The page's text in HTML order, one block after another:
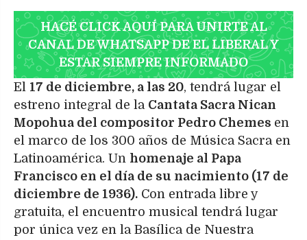
HACÉ CLICK AQUÍ PARA UNIRTE AL
CANAL DE WHATSAPP DE EL LIBERAL Y
ESTAR SIEMPRE INFORMADO
El 17 de diciembre, a las 20, tendrá lugar el
estreno integral de la Cantata Sacra Nican
Mopohua del compositor Pedro Chemes en
el marco de los 300 años de Música Sacra en
Latinoamérica. Un homenaje al Papa
Francisco en el día de su nacimiento (17 de
diciembre de 1936). Con entrada libre y
gratuita, el encuentro musical tendrá lugar
por única vez en la Basílica de Nuestra